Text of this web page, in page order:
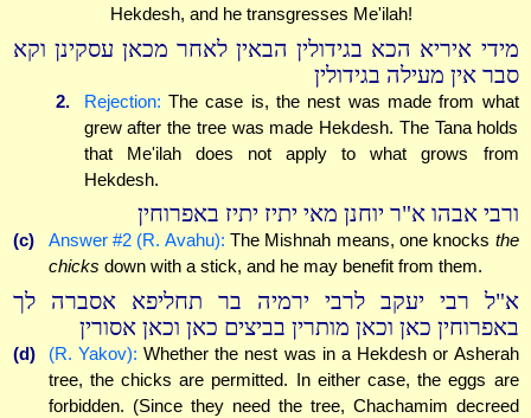
Hekdesh, and he transgresses Me'ilah!
מידי איריא הכא בגידולין הבאין לאחר מכאן עסקינן וקא
סבר אין מעילה בגידולין
2. Rejection: The case is, the nest was made from what
grew after the tree was made Hekdesh. The Tana holds
that Me'ilah does not apply to what grows from
Hekdesh.
ורבי אבהו א"ר יוחנן מאי יתיז יתיז באפרוחין
(c) Answer #2 (R. Avahu): The Mishnah means, one knocks the
chicks down with a stick, and he may benefit from them.
א"ל רבי יעקב לרבי ירמיה בר תחליפא אסברה לך
באפרוחין כאן וכאן מותרין בביצים כאן וכאן אסורין
(d) (R. Yakov): Whether the nest was in a Hekdesh or Asherah
tree, the chicks are permitted. In either case, the eggs are
forbidden. (Since they need the tree, Chachamim decreed